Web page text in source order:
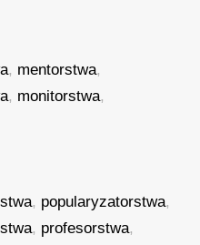
, mentorstwa,
, monitorstwa,
, popularyzatorstwa,
, profesorstwa,